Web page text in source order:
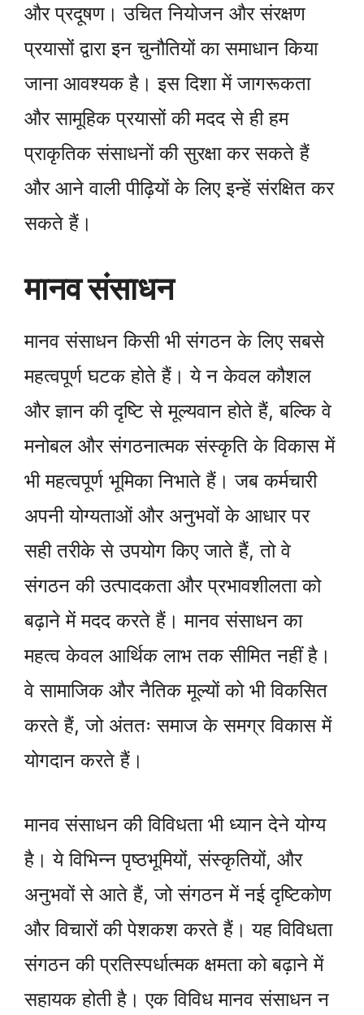
और प्रदूषण। उचित नियोजन और संरक्षण
प्रयासों द्वारा इन चुनौतियों का समाधान किया
जाना आवश्यक है। इस दिशा में जागरूकता
और सामूहिक प्रयासों की मदद से ही हम
प्राकृतिक संसाधनों की सुरक्षा कर सकते हैं
और आने वाली पीढ़ियों के लिए इन्हें संरक्षित कर
सकते हैं।
मानव संसाधन
मानव संसाधन किसी भी संगठन के लिए सबसे
महत्वपूर्ण घटक होते हैं। ये न केवल कौशल
और ज्ञान की दृष्टि से मूल्यवान होते हैं, बल्कि वे
मनोबल और संगठनात्मक संस्कृति के विकास में
भी महत्वपूर्ण भूमिका निभाते हैं। जब कर्मचारी
अपनी योग्यताओं और अनुभवों के आधार पर
सही तरीके से उपयोग किए जाते हैं, तो वे
संगठन की उत्पादकता और प्रभावशीलता को
बढ़ाने में मदद करते हैं। मानव संसाधन का
महत्व केवल आर्थिक लाभ तक सीमित नहीं है।
वे सामाजिक और नैतिक मूल्यों को भी विकसित
करते हैं, जो अंततः समाज के समग्र विकास में
योगदान करते हैं।
मानव संसाधन की विविधता भी ध्यान देने योग्य
है। ये विभिन्न पृष्ठभूमियों, संस्कृतियों, और
अनुभवों से आते हैं, जो संगठन में नई दृष्टिकोण
और विचारों की पेशकश करते हैं। यह विविधता
संगठन की प्रतिस्पर्धात्मक क्षमता को बढ़ाने में
सहायक होती है। एक विविध मानव संसाधन न